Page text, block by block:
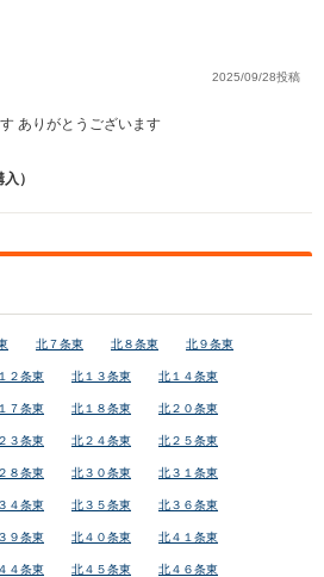
2025/09/28投稿
ありがとうございます
）
北７条東 北８条東 北９条東
２条東 北１３条東 北１４条東
７条東 北１８条東 北２０条東
３条東 北２４条東 北２５条東
８条東 北３０条東 北３１条東
４条東 北３５条東 北３６条東
９条東 北４０条東 北４１条東
４条東 北４５条東 北４６条東